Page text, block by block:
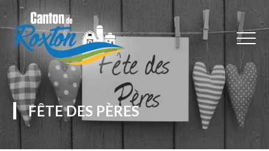
FÊTE DES PÈRES